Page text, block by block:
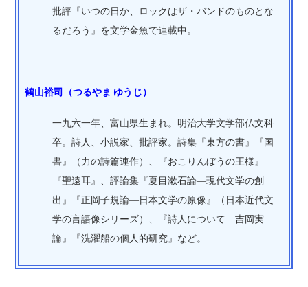
批評『いつの日か、ロックはザ・バンドのものとな
るだろう』を文学金魚で連載中。
鶴山裕司（つるやま ゆうじ）
一九六一年、富山県生まれ。明治大学文学部仏文科
卒。詩人、小説家、批評家。詩集『東方の書』『国
書』（力の詩篇連作）、『おこりんぼうの王様』
『聖遠耳』、評論集『夏目漱石論―現代文学の創
出』『正岡子規論―日本文学の原像』（日本近代文
学の言語像シリーズ）、『詩人について―吉岡実
論』『洗濯船の個人的研究』など。